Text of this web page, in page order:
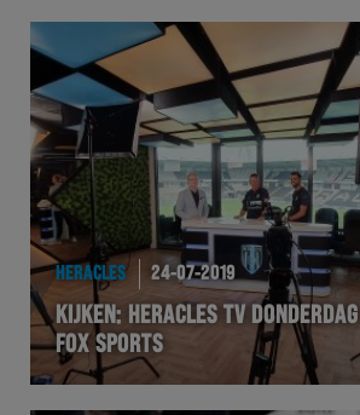
HERACLES 24-07-2019
KIJKEN: HERACLES TV
FOX SPORTS